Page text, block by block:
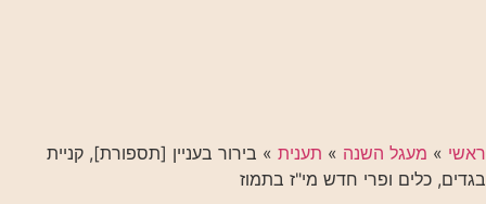
ראשי » מעגל השנה » תענית » בירור בעניין [תספורת], קניית
בגדים, כלים ופרי חדש מי"ז בתמוז